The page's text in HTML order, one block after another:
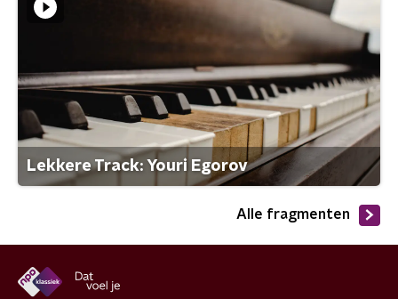
Lekkere Track: Youri Egorov
Alle fragmenten